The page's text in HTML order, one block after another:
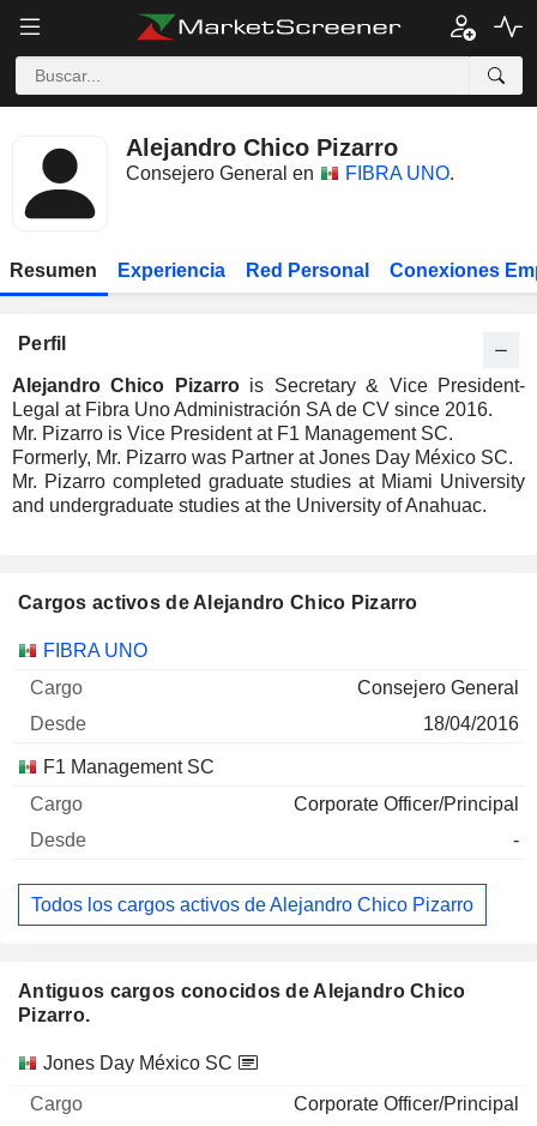
Alejandro Chico Pizarro
Consejero General en FIBRA UNO.
Resumen Experiencia Red Personal Conexiones
Perfil
Alejandro Chico Pizarrois Secretary & Vice President-
Legal at Fibra Uno Administración SA de CV since 2016.
Mr. Pizarro is Vice President at F1 Management SC.
Formerly, Mr. Pizarro was Partner at Jones Day México SC.
Mr. Pizarro completed graduate studies at Miami University
and undergraduate studies at the University of Anahuac.
Cargos activos de Alejandro Chico Pizarro
Empresas Cargo
FIBRA UNO
Consejero General
18/04/2016
F1 Management SC
Corporate Officer/Principal
-
Todos los cargos activos de Alejandro Chico Pizarro
Antiguos cargos conocidos de Alejandro Chico
Pizarro.
Empresas Cargo Fin
Jones Day México SC
Corporate Officer/Principal